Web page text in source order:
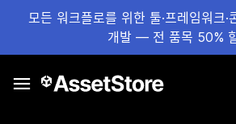
모든 워크플로를 위한 툴·프레임워크·
개발 — 전 품목 50%